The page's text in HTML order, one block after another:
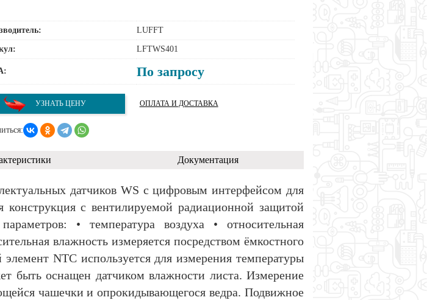
LUFFT
LFTWS401
По запросу
УЗНАТЬ ЦЕНУ ОПЛАТА И ДОСТАВКА
Документация
датчиков WS с цифровым интерфейсом для
конструкция с вентилируемой радиационной защитой
• температура воздуха • относительная
влажность измеряется посредством ёмкостного
NTC используется для измерения температуры
быть оснащен датчиком влажности листа. Измерение
чашечки и опрокидывающегося ведра. Подвижное